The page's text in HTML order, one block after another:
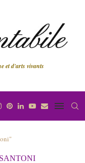
et d'arts vivants